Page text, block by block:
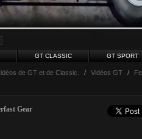
GT CLASSIC GT SPORT
de GT et de Classic. / Vidéos GT /
Gear